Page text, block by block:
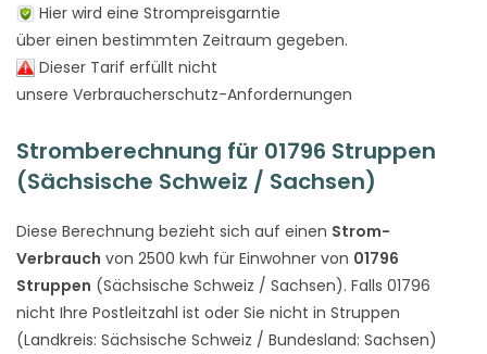
Hier wird eine Strompreisgarntie
über einen bestimmten Zeitraum gegeben.
Dieser Tarif erfüllt nicht
unsere Verbraucherschutz-Anfordernungen
Stromberechnung für 01796 Struppen
(Sächsische Schweiz / Sachsen)
Diese Berechnung bezieht sich auf einen Strom-
Verbrauch von 2500 kwh für Einwohner von 01796
Struppen (Sächsische Schweiz / Sachsen). Falls 01796
nicht Ihre Postleitzahl ist oder Sie nicht in Struppen
(Landkreis: Sächsische Schweiz / Bundesland: Sachsen)